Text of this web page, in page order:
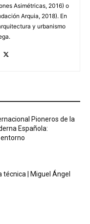
Asimétricas, 2016) o
Arquia, 2018). En
y urbanismo
Pioneros de la
Española:
técnica | Miguel Ángel